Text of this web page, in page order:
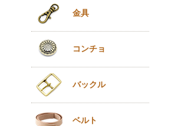
金具
コンチョ
バックル
ベルト